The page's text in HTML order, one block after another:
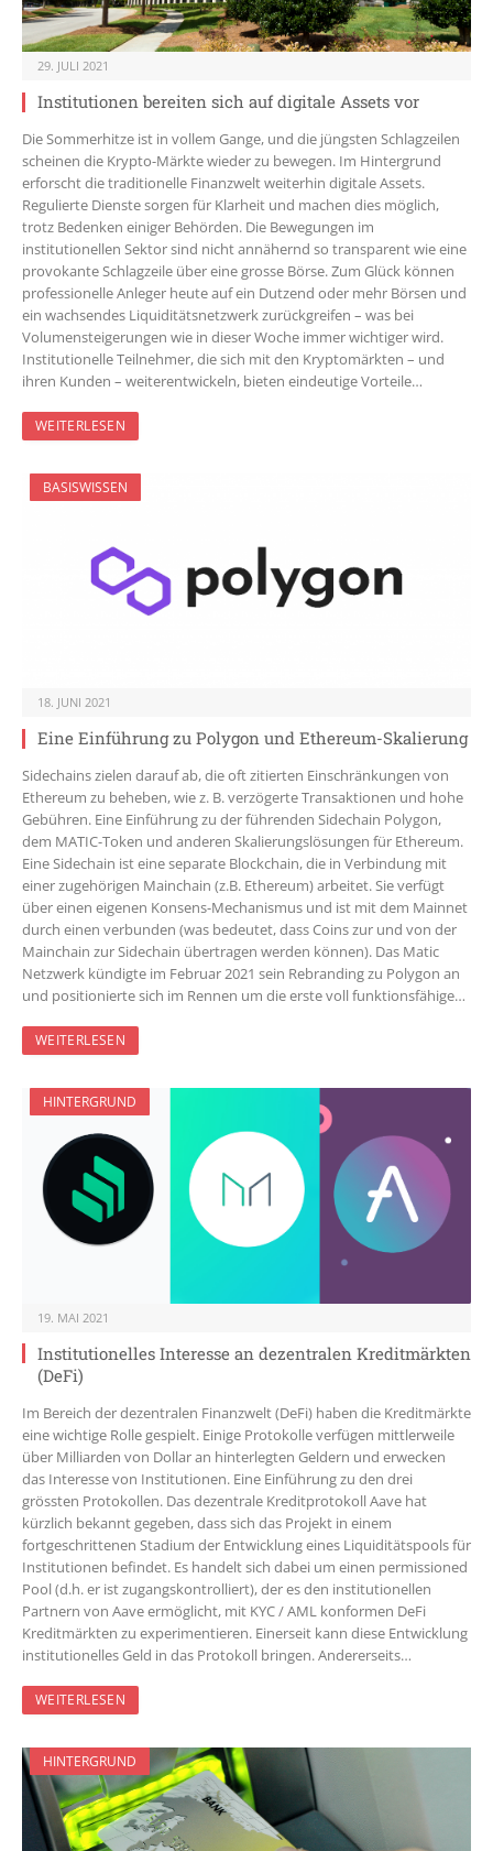
29. JULI 2021
Institutionen bereiten sich auf digitale Assets vor
Die Sommerhitze ist in vollem Gange, und die jüngsten Schlagzeilen
scheinen die Krypto-Märkte wieder zu bewegen. Im Hintergrund
erforscht die traditionelle Finanzwelt weiterhin digitale Assets.
Regulierte Dienste sorgen für Klarheit und machen dies möglich,
trotz Bedenken einiger Behörden. Die Bewegungen im
institutionellen Sektor sind nicht annähernd so transparent wie eine
provokante Schlagzeile über eine grosse Börse. Zum Glück können
professionelle Anleger heute auf ein Dutzend oder mehr Börsen und
ein wachsendes Liquiditätsnetzwerk zurückgreifen – was bei
Volumensteigerungen wie in dieser Woche immer wichtiger wird.
Institutionelle Teilnehmer, die sich mit den Kryptomärkten – und
ihren Kunden – weiterentwickeln, bieten eindeutige Vorteile…
WEITERLESEN
BASISWISSEN
18. JUNI 2021
Eine Einführung zu Polygon und Ethereum-Skalierung
Sidechains zielen darauf ab, die oft zitierten Einschränkungen von
Ethereum zu beheben, wie z. B. verzögerte Transaktionen und hohe
Gebühren. Eine Einführung zu der führenden Sidechain Polygon,
dem MATIC-Token und anderen Skalierungslösungen für Ethereum.
Eine Sidechain ist eine separate Blockchain, die in Verbindung mit
einer zugehörigen Mainchain (z.B. Ethereum) arbeitet. Sie verfügt
über einen eigenen Konsens-Mechanismus und ist mit dem Mainnet
durch einen verbunden (was bedeutet, dass Coins zur und von der
Mainchain zur Sidechain übertragen werden können). Das Matic
Netzwerk kündigte im Februar 2021 sein Rebranding zu Polygon an
und positionierte sich im Rennen um die erste voll funktionsfähige…
WEITERLESEN
HINTERGRUND
19. MAI 2021
Institutionelles Interesse an dezentralen Kreditmärkten
(DeFi)
Im Bereich der dezentralen Finanzwelt (DeFi) haben die Kreditmärkte
eine wichtige Rolle gespielt. Einige Protokolle verfügen mittlerweile
über Milliarden von Dollar an hinterlegten Geldern und erwecken
das Interesse von Institutionen. Eine Einführung zu den drei
grössten Protokollen. Das dezentrale Kreditprotokoll Aave hat
kürzlich bekannt gegeben, dass sich das Projekt in einem
fortgeschrittenen Stadium der Entwicklung eines Liquiditätspools für
Institutionen befindet. Es handelt sich dabei um einen permissioned
Pool (d.h. er ist zugangskontrolliert), der es den institutionellen
Partnern von Aave ermöglicht, mit KYC / AML konformen DeFi
Kreditmärkten zu experimentieren. Einerseit kann diese Entwicklung
institutionelles Geld in das Protokoll bringen. Andererseits…
WEITERLESEN
HINTERGRUND